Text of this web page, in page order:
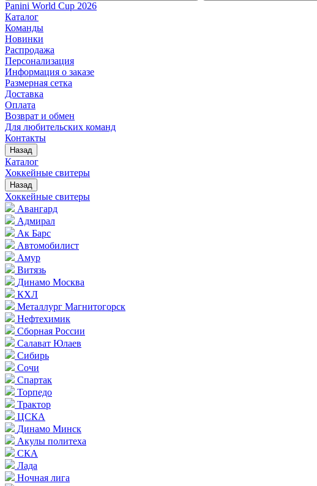
Panini World Cup 2026
Каталог
Команды
Новинки
Распродажа
Персонализация
Информация о заказе
Размерная сетка
Доставка
Оплата
Возврат и обмен
Для любительских команд
Контакты
Назад
Каталог
Хоккейные свитеры
Назад
Хоккейные свитеры
Авангард
Адмирал
Ак Барс
Автомобилист
Амур
Витязь
Динамо Москва
КХЛ
Металлург Магнитогорск
Нефтехимик
Сборная России
Салават Юлаев
Сибирь
Сочи
Спартак
Торпедо
Трактор
ЦСКА
Динамо Минск
Акулы политеха
СКА
Лада
Ночная лига